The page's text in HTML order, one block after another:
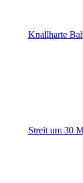
Knallharte
Streit um 30